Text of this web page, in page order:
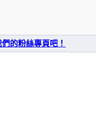
的粉絲專頁吧！